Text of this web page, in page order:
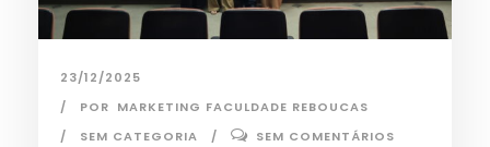
23/12/2025
POR MARKETING FACULDADE REBOUCAS
SEM CATEGORIA
SEM COMENTÁRIOS